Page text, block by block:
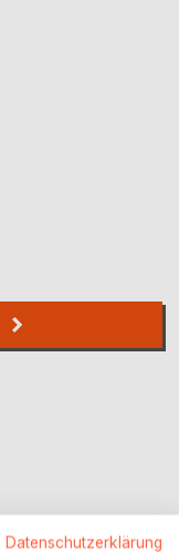
Datenschutzerklärung